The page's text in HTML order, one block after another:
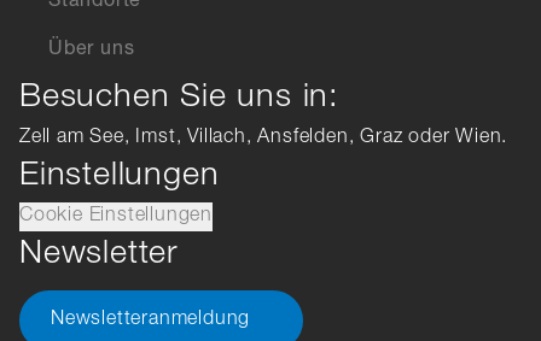
Über uns
Besuchen Sie uns in:
Zell am See, Imst, Villach, Ansfelden, Graz oder Wien.
Einstellungen
Cookie Einstellungen
Newsletter
Newsletteranmeldung